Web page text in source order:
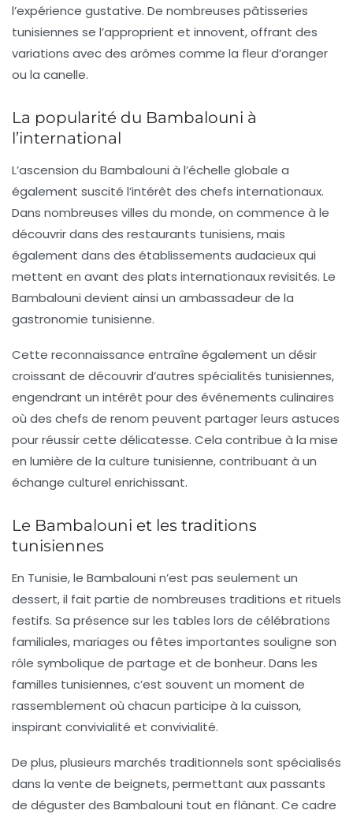
l’expérience gustative. De nombreuses pâtisseries
tunisiennes se l’approprient et innovent, offrant des
variations avec des arômes comme la fleur d’oranger
ou la canelle.
La popularité du Bambalouni à
l’international
L’ascension du Bambalouni à l’échelle globale a
également suscité l’intérêt des chefs internationaux.
Dans nombreuses villes du monde, on commence à le
découvrir dans des restaurants tunisiens, mais
également dans des établissements audacieux qui
mettent en avant des plats internationaux revisités. Le
Bambalouni devient ainsi un ambassadeur de la
gastronomie tunisienne.
Cette reconnaissance entraîne également un désir
croissant de découvrir d’autres spécialités tunisiennes,
engendrant un intérêt pour des événements culinaires
où des chefs de renom peuvent partager leurs astuces
pour réussir cette délicatesse. Cela contribue à la mise
en lumière de la culture tunisienne, contribuant à un
échange culturel enrichissant.
Le Bambalouni et les traditions
tunisiennes
En Tunisie, le Bambalouni n’est pas seulement un
dessert, il fait partie de nombreuses traditions et rituels
festifs. Sa présence sur les tables lors de célébrations
familiales, mariages ou fêtes importantes souligne son
rôle symbolique de partage et de bonheur. Dans les
familles tunisiennes, c’est souvent un moment de
rassemblement où chacun participe à la cuisson,
inspirant convivialité et convivialité.
De plus, plusieurs marchés traditionnels sont spécialisés
dans la vente de beignets, permettant aux passants
de déguster des Bambalouni tout en flânant. Ce cadre